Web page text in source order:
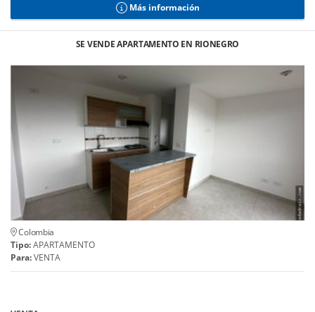
Más información
SE VENDE APARTAMENTO EN RIONEGRO
Colombia
Tipo:APARTAMENTO
Para:VENTA